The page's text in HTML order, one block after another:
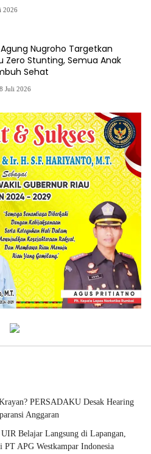
2026
Nugroho Targetkan
Zero Stunting, Semua Anak
Sehat
8 Juli 2026
PERSADAKU Desak Hearing
Anggaran
Belajar Langsung di Lapangan,
APG Westkampar Indonesia